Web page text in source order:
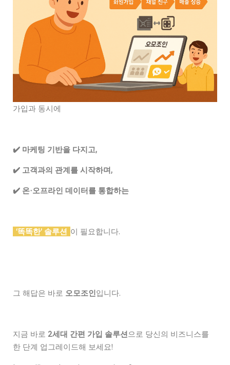
가입과 동시에
✔️ 마케팅 기반을 다지고,
✔️ 고객과의 관계를 시작하며,
✔️ 온·오프라인 데이터를 통합하는
‘똑똑한’ 솔루션 이 필요합니다.
그 해답은 바로 오모조인입니다.
지금 바로 2세대 간편 가입 솔루션으로 당신의 비즈니스를
한 단계 업그레이드해 보세요!